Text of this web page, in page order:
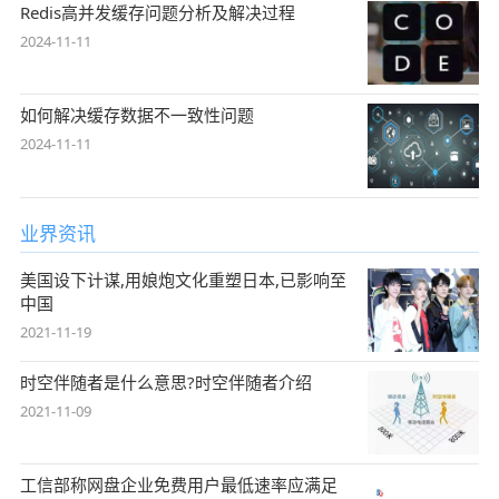
Redis高并发缓存问题分析及解决过程
2024-11-11
如何解决缓存数据不一致性问题
2024-11-11
业界资讯
美国设下计谋,用娘炮文化重塑日本,已影响至
中国
2021-11-19
时空伴随者是什么意思?时空伴随者介绍
2021-11-09
工信部称网盘企业免费用户最低速率应满足